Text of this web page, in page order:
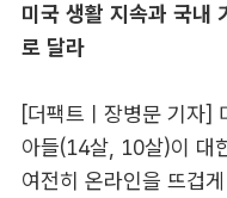
미국 생활 지속과 국내
로 달라
[더팩트ㅣ장병문 기자]
아들(14살, 10살)이 대
여전히 온라인을 뜨겁